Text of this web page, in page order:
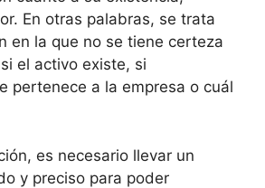
En otras palabras, se trata
en la que no se tiene certeza
el activo existe, si
pertenece a la empresa o cuál
es necesario llevar un
y preciso para poder